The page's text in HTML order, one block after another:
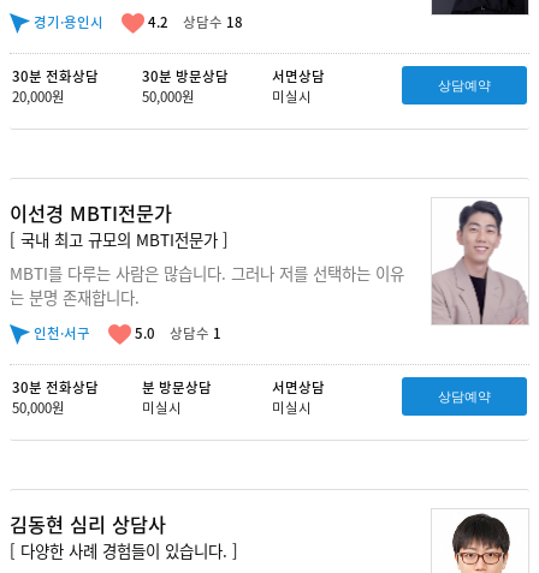
경기·용인시 4.2 상담수 18
30분 전화상담
20,000원
30분 방문상담
50,000원
서면상담
미실시
상담예약
이선경 MBTI전문가
[ 국내 최고 규모의 MBTI전문가 ]
MBTI를 다루는 사람은 많습니다. 그러나 저를 선택하는 이유
는 분명 존재합니다.
인천·서구 5.0 상담수 1
30분 전화상담
50,000원
분 방문상담
미실시
서면상담
미실시
상담예약
김동현 심리 상담사
[ 다양한 사례 경험들이 있습니다. ]